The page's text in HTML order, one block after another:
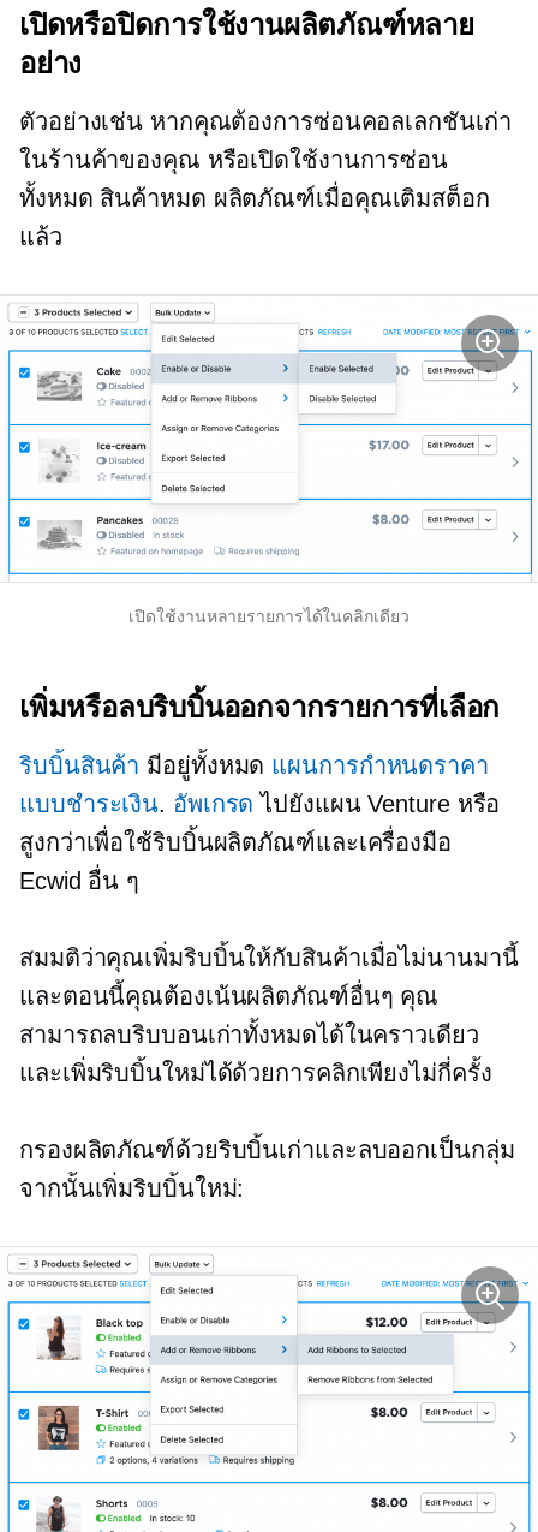
เปิดหรือปิดการใช้งานผลิตภัณฑ์หลาย
อย่าง
ตัวอย่างเช่น หากคุณต้องการซ่อนคอลเลกชันเก่า
ในร้านค้าของคุณ หรือเปิดใช้งานการซ่อน
ทั้งหมด สินค้าหมด ผลิตภัณฑ์เมื่อคุณเติมสต็อก
แล้ว
เปิดใช้งานหลายรายการได้ในคลิกเดียว
เพิ่มหรือลบริบบิ้นออกจากรายการที่เลือก
ริบบิ้นสินค้า มีอยู่ทั้งหมด แผนการกำหนดราคา
แบบชำระเงิน. อัพเกรด ไปยังแผน Venture หรือ
สูงกว่าเพื่อใช้ริบบิ้นผลิตภัณฑ์และเครื่องมือ
Ecwid อื่น ๆ
สมมติว่าคุณเพิ่มริบบิ้นให้กับสินค้าเมื่อไม่นานมานี้
และตอนนี้คุณต้องเน้นผลิตภัณฑ์อื่นๆ คุณ
สามารถลบริบบอนเก่าทั้งหมดได้ในคราวเดียว
และเพิ่มริบบิ้นใหม่ได้ด้วยการคลิกเพียงไม่กี่ครั้ง
กรองผลิตภัณฑ์ด้วยริบบิ้นเก่าและลบออกเป็นกลุ่ม
จากนั้นเพิ่มริบบิ้นใหม่: